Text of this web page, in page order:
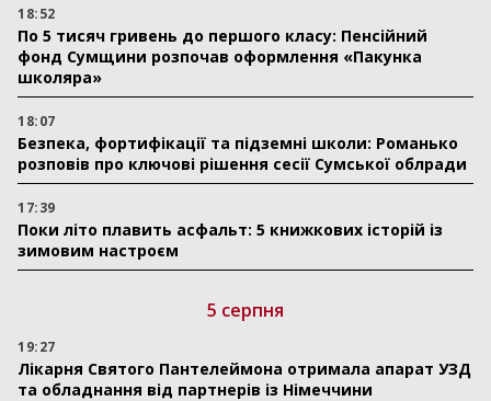
18:52
По 5 тисяч гривень до першого класу: Пенсійний
фонд Сумщини розпочав оформлення «Пакунка
школяра»
18:07
Безпека, фортифікації та підземні школи: Романько
розповів про ключові рішення сесії Сумської облради
17:39
Поки літо плавить асфальт: 5 книжкових історій із
зимовим настроєм
5 серпня
19:27
Лікарня Святого Пантелеймона отримала апарат УЗД
та обладнання від партнерів із Німеччини